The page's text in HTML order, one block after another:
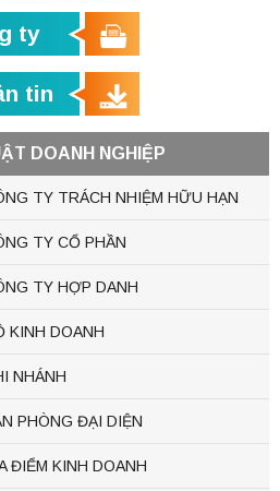
ty
tin
DOANH NGHIỆP
TY TRÁCH NHIỆM HỮU HẠN
TY CỔ PHẦN
TY HỢP DANH
KINH DOANH
NHÁNH
PHÒNG ĐẠI DIỆN
ĐIỂM KINH DOANH